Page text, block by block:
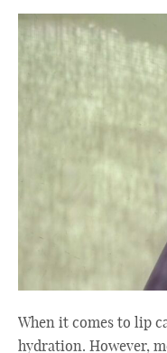
When it comes to lip
hydration. However,